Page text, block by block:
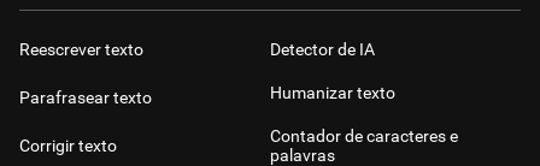
Caça-palavras
Reescrever texto
Parafrasear texto
Corrigir texto
Detector de IA
Humanizar texto
Contador de caracteres e
palavras